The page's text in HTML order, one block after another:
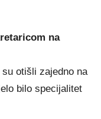
na
otišli zajedno na
bilo specijalitet